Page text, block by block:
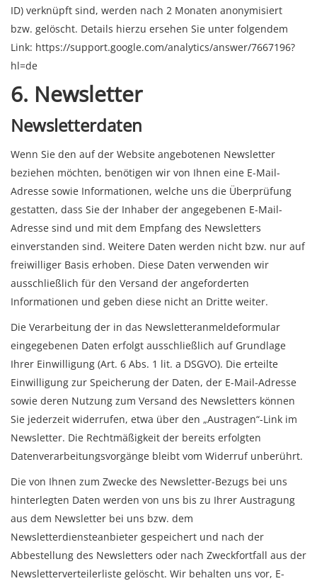
ID) verknüpft sind, werden nach 2 Monaten anonymisiert
bzw. gelöscht. Details hierzu ersehen Sie unter folgendem
Link: https://support.google.com/analytics/answer/7667196?
hl=de
6. Newsletter
Newsletter­daten
Wenn Sie den auf der Website angebotenen Newsletter
beziehen möchten, benötigen wir von Ihnen eine E-Mail-
Adresse sowie Informationen, welche uns die Überprüfung
gestatten, dass Sie der Inhaber der angegebenen E-Mail-
Adresse sind und mit dem Empfang des Newsletters
einverstanden sind. Weitere Daten werden nicht bzw. nur auf
freiwilliger Basis erhoben. Diese Daten verwenden wir
ausschließlich für den Versand der angeforderten
Informationen und geben diese nicht an Dritte weiter.
Die Verarbeitung der in das Newsletteranmeldeformular
eingegebenen Daten erfolgt ausschließlich auf Grundlage
Ihrer Einwilligung (Art. 6 Abs. 1 lit. a DSGVO). Die erteilte
Einwilligung zur Speicherung der Daten, der E-Mail-Adresse
sowie deren Nutzung zum Versand des Newsletters können
Sie jederzeit widerrufen, etwa über den „Austragen“-Link im
Newsletter. Die Rechtmäßigkeit der bereits erfolgten
Datenverarbeitungsvorgänge bleibt vom Widerruf unberührt.
Die von Ihnen zum Zwecke des Newsletter-Bezugs bei uns
hinterlegten Daten werden von uns bis zu Ihrer Austragung
aus dem Newsletter bei uns bzw. dem
Newsletterdiensteanbieter gespeichert und nach der
Abbestellung des Newsletters oder nach Zweckfortfall aus der
Newsletterverteilerliste gelöscht. Wir behalten uns vor, E-